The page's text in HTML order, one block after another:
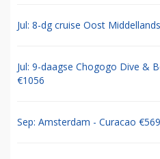
Jul: 8-dg cruise Oost
Jul: 9-daagse Chogogo Dive &
€1056
Sep: Amsterdam - Curacao €569